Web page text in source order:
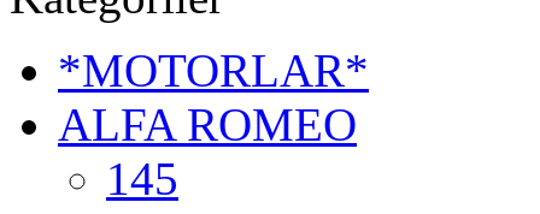
*MOTORLAR*
ALFA ROMEO
145